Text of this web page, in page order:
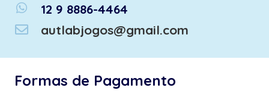
whatsapp
12 9 8886-4464
autlabjogos@gmail.com
Formas de Pagamento